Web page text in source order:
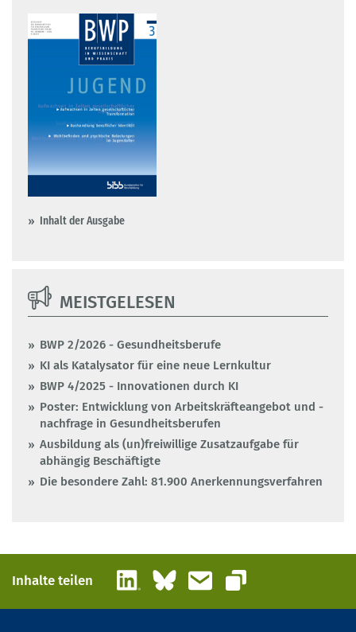
Inhalt der Ausgabe
MEISTGELESEN
BWP 2/2026 - Gesundheitsberufe
KI als Katalysator für eine neue Lernkultur
BWP 4/2025 - Innovationen durch KI
Poster: Entwicklung von Arbeitskräfteangebot und -
nachfrage in Gesundheitsberufen
Ausbildung als (un)freiwillige Zusatzaufgabe für
abhängig Beschäftigte
Die besondere Zahl: 81.900 Anerkennungsverfahren
Inhalte teilen LinkedInBlueskyE-Mail
Link kopieren